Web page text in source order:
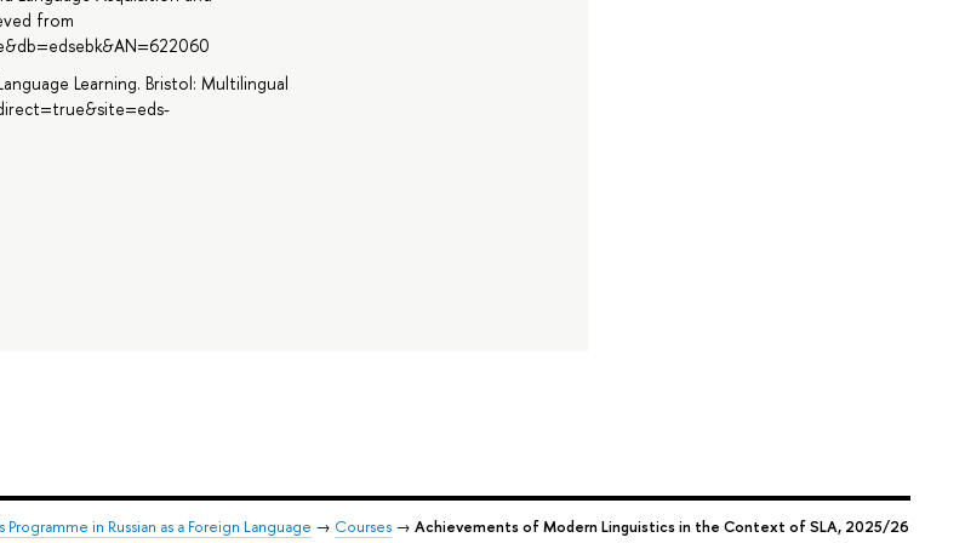
from
Learning. Bristol: Multilingual
Programme in Russian as a Foreign Language → Courses→ Achievements of Modern Linguistics in the Context of SLA, 2025/26